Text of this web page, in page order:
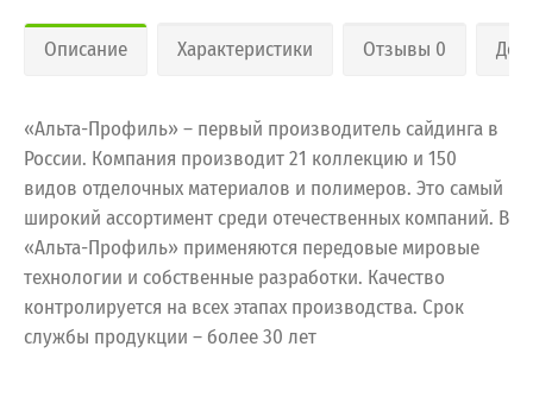
Описание Характеристики Отзывы 0
«Альта-Профиль» – первый производитель сайдинга в
России. Компания производит 21 коллекцию и 150
видов отделочных материалов и полимеров. Это самый
широкий ассортимент среди отечественных компаний. В
«Альта-Профиль» применяются передовые мировые
технологии и собственные разработки. Качество
контролируется на всех этапах производства. Срок
службы продукции – более 30 лет